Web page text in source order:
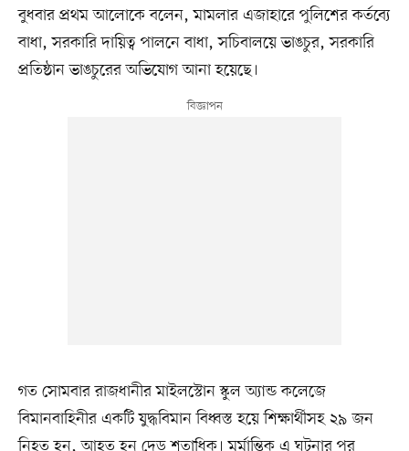
বুধবার প্রথম আলোকে বলেন, মামলার এজাহারে পুলিশের কর্তব্যে
বাধা, সরকারি দায়িত্ব পালনে বাধা, সচিবালয়ে ভাঙচুর, সরকারি
প্রতিষ্ঠান ভাঙচুরের অভিযোগ আনা হয়েছে।
গত সোমবার রাজধানীর মাইলস্টোন স্কুল অ্যান্ড কলেজে
বিমানবাহিনীর একটি যুদ্ধবিমান বিধ্বস্ত হয়ে শিক্ষার্থীসহ ২৯ জন
নিহত হন, আহত হন দেড় শতাধিক। মর্মান্তিক এ ঘটনার পর